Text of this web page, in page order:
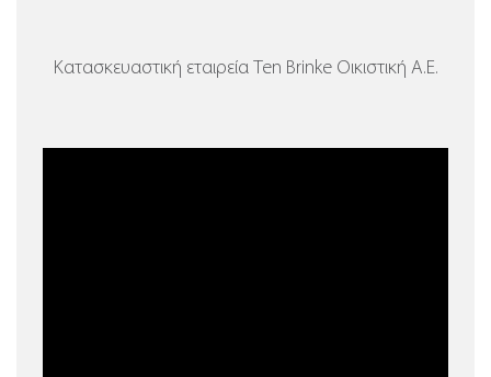
Κατασκευαστική εταιρεία Ten Brinke Οικιστική Α.Ε.